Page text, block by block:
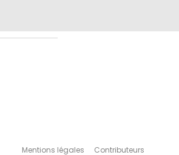
Mentions légales Contributeurs